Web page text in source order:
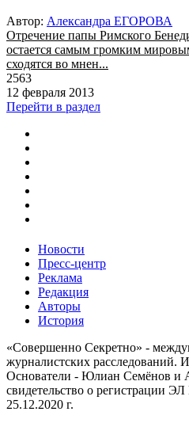
Автор: Александра ЕГОРОВА
Отречение папы Римского
остается самым громким
сходятся во мнен...
2563
12 февраля 2013
Перейти в раздел
Новости
Пресс-центр
Реклама
Редакция
Авторы
История
«Совершенно Секретно» -
журналистских расследований.
Основатели - Юлиан Семёнов и
свидетельство о регистрации
25.12.2020 г.